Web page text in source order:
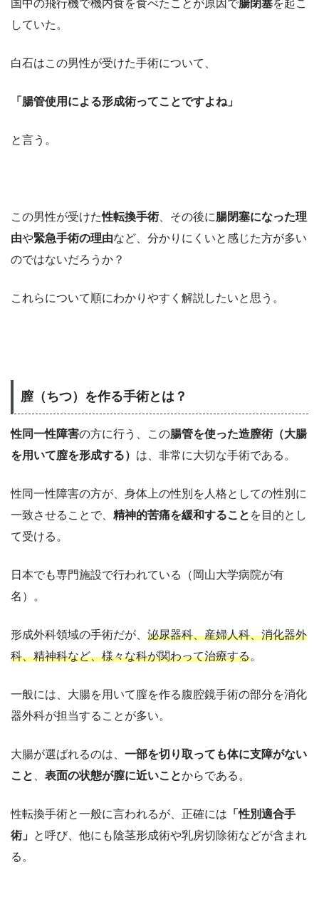
国中の飛行機で機内食を食べたことが原因で腸閉塞を起こ
していた。
白石はこの男性が受けた手術について、
「腸管使用による形成術ってことですよね」
と言う。
この男性が受けた性転換手術 、その後に腸閉塞になった理
由や緊急手術の理由など、分かりにくいと感じた方が多い
のではないだろうか？
これらについて順にわかりやすく解説したいと思う。
膣（ちつ）を作る手術とは？
性同一性障害の方に行う、この腸管を使った造膣術（大腸
を用いて膣を形成する） は、非常に大切な手術である。
性同一性障害の方が、身体上の性別を人格としての性別に
一致させることで、 精神的苦痛を緩和すること を目的とし
て受ける。
日本でも専門施設で行われている（岡山大学病院が有
名）。
形成外科領域の手術だが、 泌尿器科、産婦人科、消化器外
科、精神科など、様々な科が関わって治療する。
一般には、大腸を用いて膣を作る腹腔鏡手術の部分を消化
器外科が担当することが多い。
大腸が選ばれるのは、 一部を切り取っても体に支障がない
こと
表面の状態が膣に近いことからである。
性転換手術と一般に言われるが、正確には 「性別適合手
術」 と呼び、他にも陰茎形成術や乳房切除術などが含まれ
る。